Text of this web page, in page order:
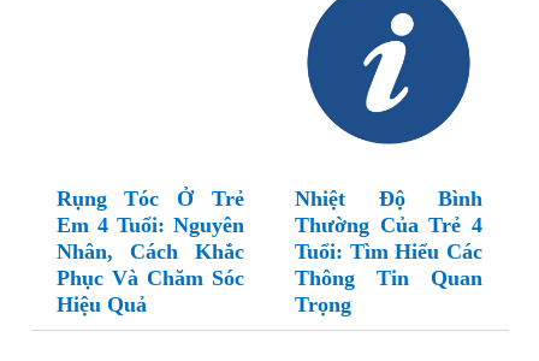
Rụng Tóc Ở Trẻ
Em 4 Tuổi: Nguyên
Nhân, Cách Khắc
Phục Và Chăm Sóc
Hiệu Quả
Nhiệt Độ Bình
Thường Của Trẻ 4
Tuổi: Tìm Hiểu Các
Thông Tin Quan
Trọng